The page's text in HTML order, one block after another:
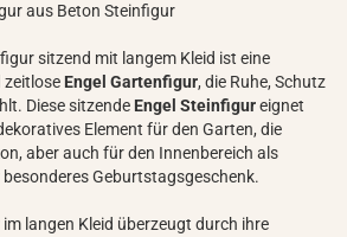
aus Beton Steinfigur
sitzend mit langem Kleid ist eine
zeitlose Engel Gartenfigur, die Ruhe, Schutz
Diese sitzende Engel Steinfigureignet
Element für den Garten, die
aber auch für den Innenbereich als
Geburtstagsgeschenk.
langen Kleid überzeugt durch ihre